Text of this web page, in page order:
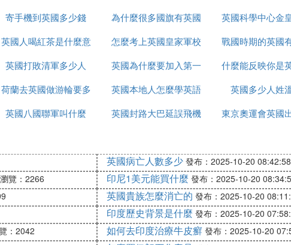
堡
錢
寄手機到英國多少錢 為什麼很多國旗有英國
英國科學中心金
是什麼
英國人喝紅茶是什麼意
思
怎麼考上英國皇家軍校
戰國時期的英國
事件
英國打敗清軍多少人
英國為什麼要加入第一
次世界大戰
什麼能反映你是
荷蘭去英國做游輪要多
久
英國本地人怎麼學英語 英國多少人姓
英國八國聯軍叫什麼
英國封路大巴延誤飛機
東京奧運會英國
英國病亡人數多少 發布：2025-10-20 08:42:58
瀏覽：2266 印尼1美元能買什麼 發布：2025-10-20
英國貴族怎麼消亡的 發布：2025-10-20
印度歷史背景是什麼 發布：2025-10-20
：2042 如何去印度治療牛皮癬 發布：2025-10-20